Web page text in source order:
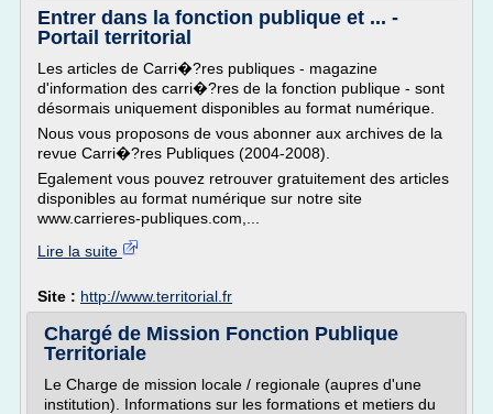
Entrer dans la fonction publique et ... -
Portail territorial
Les articles de Carri�?res publiques - magazine
d'information des carri�?res de la fonction publique - sont
désormais uniquement disponibles au format numérique.
Nous vous proposons de vous abonner aux archives de la
revue Carri�?res Publiques (2004-2008).
Egalement vous pouvez retrouver gratuitement des articles
disponibles au format numérique sur notre site
www.carrieres-publiques.com,...
Lire la suite
Site : http://www.territorial.fr
Chargé de Mission Fonction Publique
Territoriale
Le Charge de mission locale / regionale (aupres d'une
institution). Informations sur les formations et metiers du